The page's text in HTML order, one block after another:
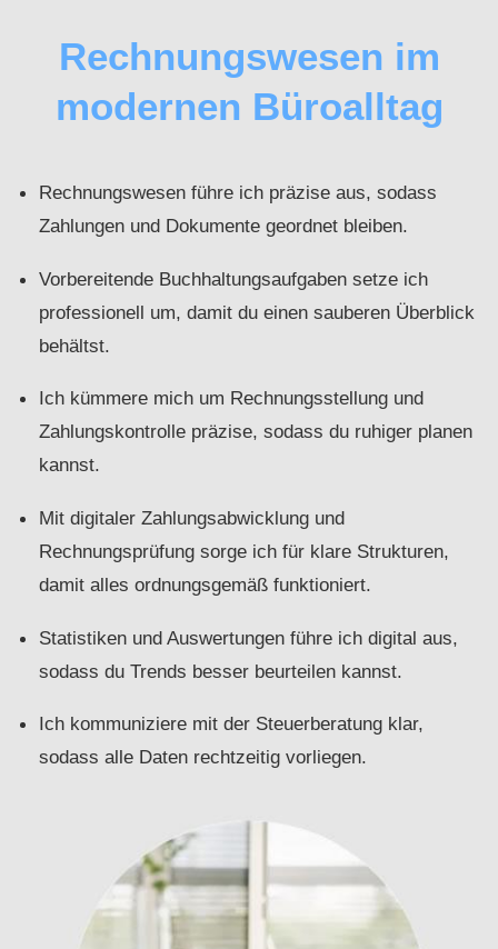
Rechnungswesen im
modernen Büroalltag
Rechnungswesen führe ich präzise aus, sodass
Zahlungen und Dokumente geordnet bleiben.
Vorbereitende Buchhaltungsaufgaben setze ich
professionell um, damit du einen sauberen Überblick
behältst.
Ich kümmere mich um Rechnungsstellung und
Zahlungskontrolle präzise, sodass du ruhiger planen
kannst.
Mit digitaler Zahlungsabwicklung und
Rechnungsprüfung sorge ich für klare Strukturen,
damit alles ordnungsgemäß funktioniert.
Statistiken und Auswertungen führe ich digital aus,
sodass du Trends besser beurteilen kannst.
Ich kommuniziere mit der Steuerberatung klar,
sodass alle Daten rechtzeitig vorliegen.